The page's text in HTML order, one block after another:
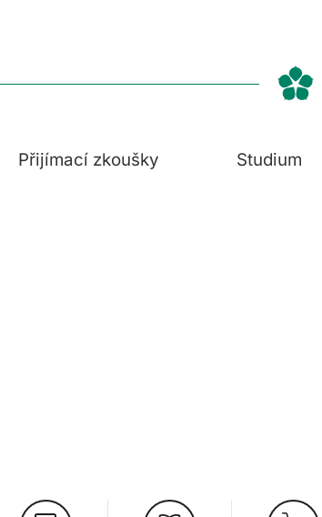
Přijímací zkoušky Studium